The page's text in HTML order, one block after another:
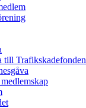
till Trafikskadefonden